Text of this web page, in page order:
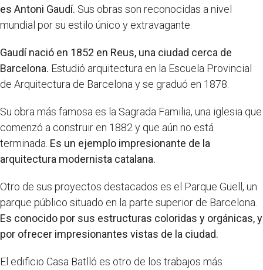
es Antoni Gaudí. Sus obras son reconocidas a nivel
mundial por su estilo único y extravagante.
Gaudí nació en 1852 en Reus, una ciudad cerca de
Barcelona. Estudió arquitectura en la Escuela Provincial
de Arquitectura de Barcelona y se graduó en 1878.
Su obra más famosa es la Sagrada Familia, una iglesia que
comenzó a construir en 1882 y que aún no está
terminada. Es un ejemplo impresionante de la
arquitectura modernista catalana.
Otro de sus proyectos destacados es el Parque Güell, un
parque público situado en la parte superior de Barcelona.
Es conocido por sus estructuras coloridas y orgánicas, y
por ofrecer impresionantes vistas de la ciudad.
El edificio Casa Batlló es otro de los trabajos más